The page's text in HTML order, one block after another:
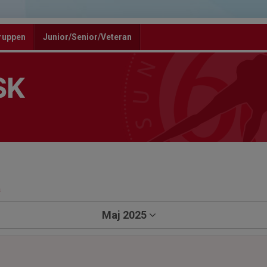
Junior/Senior/Veteran
Maj 2025